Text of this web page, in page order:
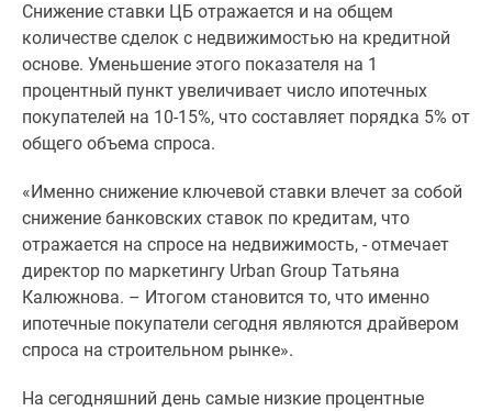
комнатные
комнатные
комнатные
Квартиры
карте
Ипотечный
калькулятор
ипотека
Снижение ставки ЦБ отражается и на общем
количестве сделок с недвижимостью на кредитной
основе. Уменьшение этого показателя на 1
процентный пункт увеличивает число ипотечных
покупателей на 10-15%, что составляет порядка 5% от
общего объема спроса.
«Именно снижение ключевой ставки влечет за собой
снижение банковских ставок по кредитам, что
отражается на спросе на недвижимость, - отмечает
директор по маркетингу Urban Group Татьяна
Калюжнова. – Итогом становится то, что именно
ипотечные покупатели сегодня являются драйвером
спроса на строительном рынке».
На сегодняшний день самые низкие процентные